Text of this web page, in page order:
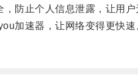
止个人信息泄露，让用户
速器，让网络变得更快速